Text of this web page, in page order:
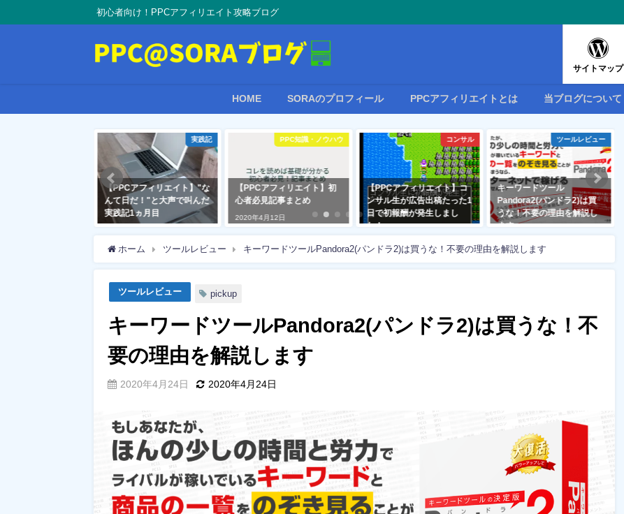
初心者向け！PPCアフィリエイト攻略ブログ
サイトマップ
HOME SORAのプロフィール PPCアフィリエイトとは 当ブログについて
実践記
【PPCアフィリエイト】"な
んて日だ！"と大声で叫んだ
実践記1ヵ月目
PPC知識・ノウハウ
【PPCアフィリエイト】初
心者必見記事まとめ
2020年4月12日
コンサル
【PPCアフィリエイト】コ
ンサル生が広告出稿たった1
日で初報酬が発生しまし
た！
ツールレビュー
キーワードツール
Pandora2(パンドラ2)は買
うな！不要の理由を解説し
ます
ホーム ツールレビュー キーワードツールPandora2(パンドラ2)は買うな！不要の理由を解説します
ツールレビュー pickup
キーワードツールPandora2(パンドラ2)は買うな！不
要の理由を解説します
2020年4月24日 2020年4月24日